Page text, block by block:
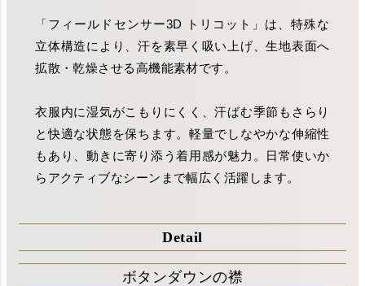
「フィールドセンサー3D トリコット」は、特殊な
立体構造により、汗を素早く吸い上げ、生地表面へ
拡散・乾燥させる高機能素材です。
衣服内に湿気がこもりにくく、汗ばむ季節もさらり
と快適な状態を保ちます。軽量でしなやかな伸縮性
もあり、動きに寄り添う着用感が魅力。日常使いか
らアクティブなシーンまで幅広く活躍します。
Detail
ボタンダウンの襟